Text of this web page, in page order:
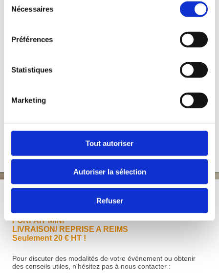
Nécessaires
Préférences
Statistiques
Marketing
Tout autoriser
Autoriser la sélection
Refuser
Version imprimable| Plan du
Avenue Location
Connexion
OBTENEZ VOTRE DEVIS EN 24H
FORFAIT MINI
LIVRAISON/ REPRISE A REIMS
Seulement 20 € HT !
Pour discuter des modalités de votre événement ou obtenir
des conseils utiles, n'hésitez pas à nous contacter :